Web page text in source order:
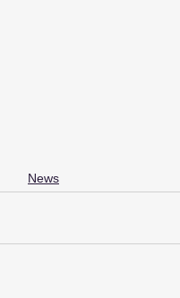
News